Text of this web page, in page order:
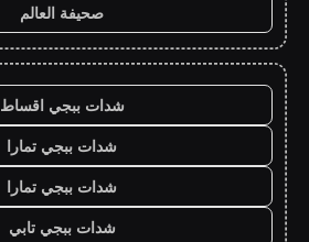
صحيفة العالم
شدات ببجي اقساط
شدات ببجي تمارا
شدات ببجي تمارا
شدات ببجي تابي